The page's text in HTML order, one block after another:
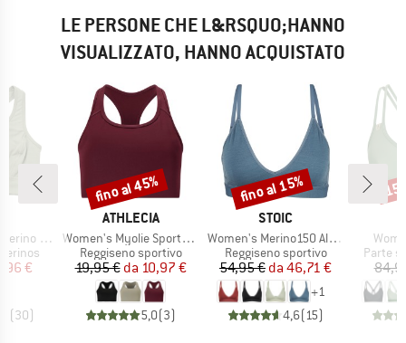
LE PERSONE CHE L&RSQUO;HANNO
VISUALIZZATO, HANNO ACQUISTATO
Bra
ridotto
€
(30)
MARCHIO
ATHLECIA
Articolo
Women's Myolie Sports Bra
Gruppo di prodotti
Reggiseno sportivo
Prezzo
19,95 € Prezzo ridotto
da 10,97 €
5,0(3)
Sconto
fino al 45%
MARCHIO
STOIC
Articolo
Women's Merino150 AlsenSt. Flexible Bra
Gruppo di prodotti
Reggiseno sportivo
Prezzo
54,95 € Prezzo ridotto
da 46,71 €
+1
4,6(15)
Sconto
fino al 15%
Parte